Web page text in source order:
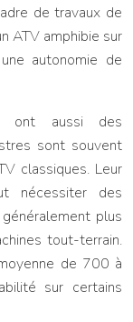
de travaux de
ATV amphibie sur
autonomie de
ont aussi des
sont souvent
classiques. Leur
nécessiter des
plus
tout-terrain.
de 700 à
sur certains